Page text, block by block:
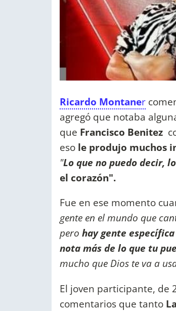
Ricardo Montaner
agregó que notaba
que Francisco Benitez
eso le produjo muchos
"Lo que no puedo decir,
el corazón".
Fue en ese momento
gente en el mundo que
pero hay gente
nota más de lo que tu
mucho que Dios te va a
El joven participante, de
comentarios que tanto